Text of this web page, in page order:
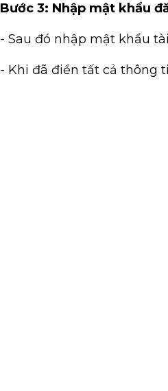
Bước 3: Nhập mật khẩu
- Sau đó nhập mật khẩu
- Khi đã điền tất cả thông